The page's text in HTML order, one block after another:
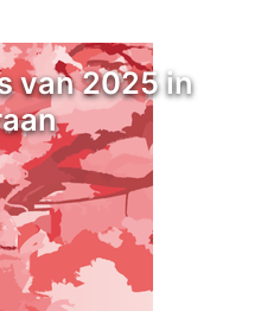
van 2025 in